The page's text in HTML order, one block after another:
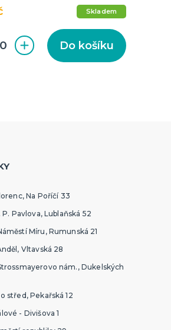
Skladem
Do košíku
Na Poříčí 33
P. Pavlova, Lublaňská 52
Míru, Rumunská 21
Vltavská 28
nám., Dukelských
střed, Pekařská 12
- Divišova 1